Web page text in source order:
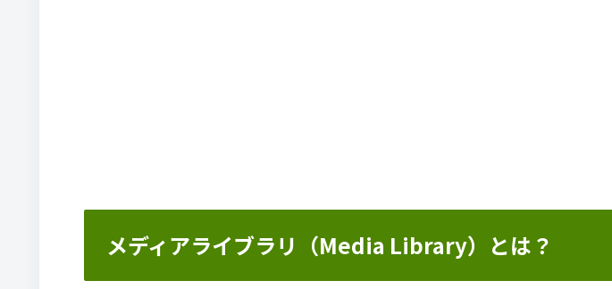
メディアライブラリ（Media Library）とは？